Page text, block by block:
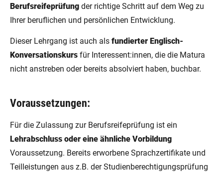
Berufsreifeprüfung der richtige Schritt auf dem Weg zu
Ihrer beruflichen und persönlichen Entwicklung.
Dieser Lehrgang ist auch als fundierter Englisch-
Konversationskurs für Interessent:innen, die die Matura
nicht anstreben oder bereits absolviert haben, buchbar.
Voraussetzungen:
Für die Zulassung zur Berufsreifeprüfung ist ein
Lehrabschluss oder eine ähnliche Vorbildung
Voraussetzung. Bereits erworbene Sprachzertifikate und
Teilleistungen aus z.B. der Studienberechtigungsprüfung